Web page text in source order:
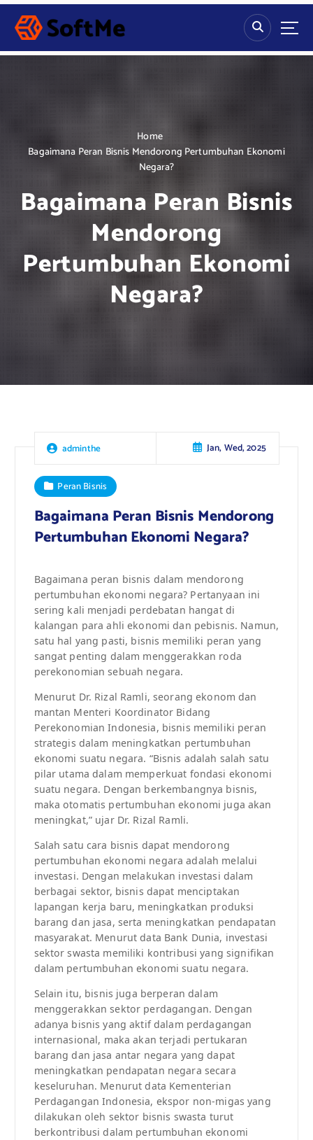
S
p
Home
Bagaimana Peran Bisnis Mendorong Pertumbuhan Ekonomi
Negara?
Bagaimana Peran Bisnis
Mendorong
Pertumbuhan Ekonomi
Negara?
adminthe Jan, Wed, 2025
Peran Bisnis
Bagaimana Peran Bisnis Mendorong
Pertumbuhan Ekonomi Negara?
Bagaimana peran bisnis dalam mendorong
pertumbuhan ekonomi negara? Pertanyaan ini
sering kali menjadi perdebatan hangat di
kalangan para ahli ekonomi dan pebisnis. Namun,
satu hal yang pasti, bisnis memiliki peran yang
sangat penting dalam menggerakkan roda
perekonomian sebuah negara.
Menurut Dr. Rizal Ramli, seorang ekonom dan
mantan Menteri Koordinator Bidang
Perekonomian Indonesia, bisnis memiliki peran
strategis dalam meningkatkan pertumbuhan
ekonomi suatu negara. “Bisnis adalah salah satu
pilar utama dalam memperkuat fondasi ekonomi
suatu negara. Dengan berkembangnya bisnis,
maka otomatis pertumbuhan ekonomi juga akan
meningkat,” ujar Dr. Rizal Ramli.
Salah satu cara bisnis dapat mendorong
pertumbuhan ekonomi negara adalah melalui
investasi. Dengan melakukan investasi dalam
berbagai sektor, bisnis dapat menciptakan
lapangan kerja baru, meningkatkan produksi
barang dan jasa, serta meningkatkan pendapatan
masyarakat. Menurut data Bank Dunia, investasi
sektor swasta memiliki kontribusi yang signifikan
dalam pertumbuhan ekonomi suatu negara.
Selain itu, bisnis juga berperan dalam
menggerakkan sektor perdagangan. Dengan
adanya bisnis yang aktif dalam perdagangan
internasional, maka akan terjadi pertukaran
barang dan jasa antar negara yang dapat
meningkatkan pendapatan negara secara
keseluruhan. Menurut data Kementerian
Perdagangan Indonesia, ekspor non-migas yang
dilakukan oleh sektor bisnis swasta turut
berkontribusi dalam pertumbuhan ekonomi